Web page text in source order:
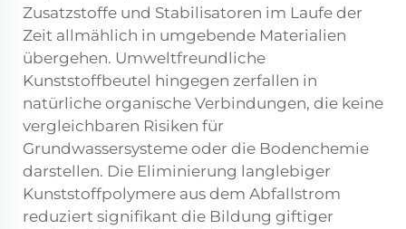
Zusatzstoffe und Stabilisatoren im Laufe der
Zeit allmählich in umgebende Materialien
übergehen. Umweltfreundliche
Kunststoffbeutel hingegen zerfallen in
natürliche organische Verbindungen, die keine
vergleichbaren Risiken für
Grundwassersysteme oder die Bodenchemie
darstellen. Die Eliminierung langlebiger
Kunststoffpolymere aus dem Abfallstrom
reduziert signifikant die Bildung giftiger